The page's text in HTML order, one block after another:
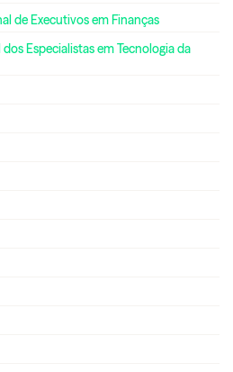
de Executivos em Finanças
Especialistas em Tecnologia da